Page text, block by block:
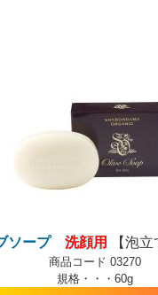
ソープ 洗顔用 【泡立
商品コード 03270
規格・・・60g